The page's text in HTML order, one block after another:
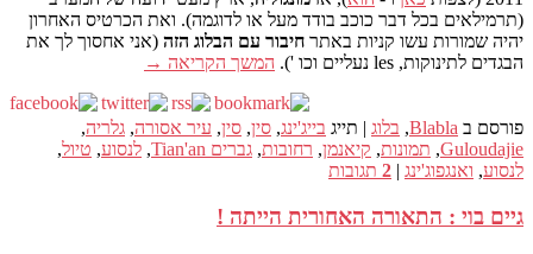
(תרמילאים בכל דבר כוכב בודד מעל או לדוגמה). ואת הכרטיס האחרון
יהיה שמורות עשו קניות באתר חיבור עם הבלוג הזה (אני אחסוך לך את
הבגדים לתינוקות, les נעליים וכו ').
המשך הקריאה →
פורסם ב Blabla
, בלוג | תייג בייג'ינג, סין, סין, עיר אסורה, גלריה,
Guloudajie
, תמונות, קיאנמן, רחובות, גברים Tian'an , לנסוע, טיול,
לנסוע, ואנגפוג'ינג |
2 תגובות
גיים בוי : התאורה האחורית הייתה !